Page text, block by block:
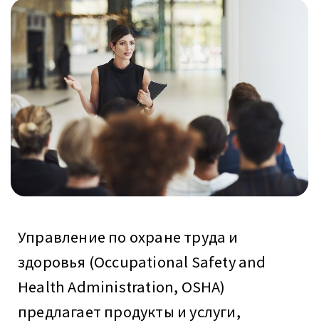
Управление по охране труда и
здоровья (Occupational Safety and
Health Administration, OSHA)
предлагает продукты и услуги,